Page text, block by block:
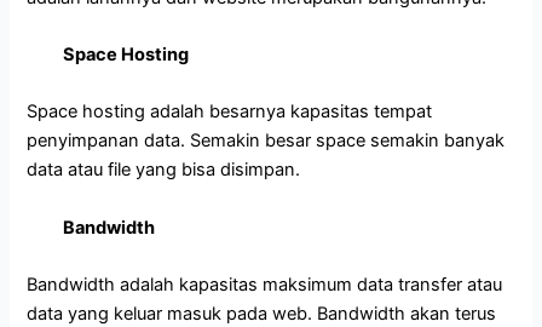
Space Hosting
Space hosting adalah besarnya kapasitas tempat
penyimpanan data. Semakin besar space semakin banyak
data atau file yang bisa disimpan.
Bandwidth
Bandwidth adalah kapasitas maksimum data transfer atau
data yang keluar masuk pada web. Bandwidth akan terus